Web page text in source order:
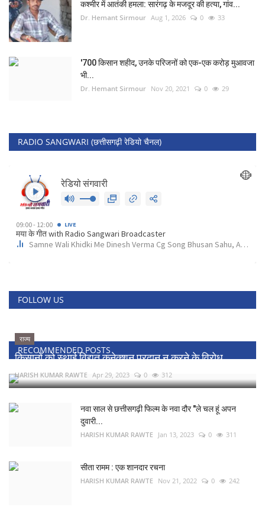
कश्मीर में आतंकी हमला: सारंगढ़ के मजदूर की हत्या, गांव...
Dr. Hemant Sirmour Aug 1, 2026 0 33
'700 किसान शहीद, उनके परिजनों को एक-एक करोड़ मुआवजा
भी...
Dr. Hemant Sirmour Nov 20, 2021 0 29
RADIO SANGWARI (छत्तीसगढ़ी रेडियो चैनल)
FOLLOW US
RECOMMENDED POSTS
राज्य
किसानों को स्थाई विद्युत कनेक्शन प्रदान न करने के विरोध...
HARISH KUMAR RAWTE Apr 29, 2023 0 312
नवा साल से छत्तीसगढ़ी फिल्म के नवा दौर "ले चल हूं अपन
दुवारी...
HARISH KUMAR RAWTE Jan 13, 2023 0 311
सीता रामम : एक शानदार रचना
HARISH KUMAR RAWTE Nov 21, 2022 0 242